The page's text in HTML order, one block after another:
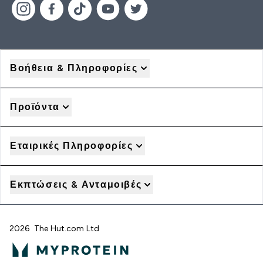
Βοήθεια & Πληροφορίες
Προϊόντα
Εταιρικές Πληροφορίες
Εκπτώσεις & Ανταμοιβές
2026 The Hut.com Ltd